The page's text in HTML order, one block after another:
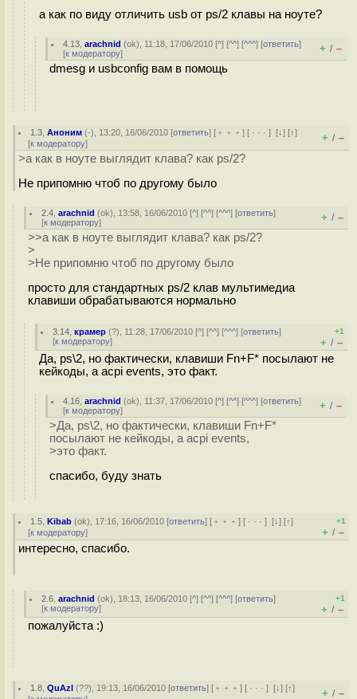
а как по виду отличить usb от ps/2 клавы на ноуте?
4.13 ,arachnid (ok), 11:18, 17/06/2010 [^] [^^] [^^^] [ответить]
[к модератору] + / –
dmesg и usbconfig вам в помощь
1.3 ,Аноним (-), 13:20, 16/06/2010 [ответить] [ ﹢﹢﹢] [ · · ·][↓] [↑]
[к модератору] + / –
>а как в ноуте выглядит клава? как ps/2?
Не припомню чтоб по другому было
2.4 ,arachnid (ok), 13:58, 16/06/2010 [^] [^^] [^^^] [ответить]
[к модератору] + / –
>>а как в ноуте выглядит клава? как ps/2?
>
>Не припомню чтоб по другому было
просто для стандартных ps/2 клав мультимедиа
клавиши обрабатываются нормально
3.14 ,крамер (?), 11:28, 17/06/2010 [^] [^^] [^^^] [ответить]
[к модератору]
+1
+ / –
Да, ps\2, но фактически, клавиши Fn+F* посылают не
кейкоды, а acpi events, это факт.
4.16 ,arachnid (ok), 11:37, 17/06/2010 [^] [^^] [^^^] [ответить]
[к модератору] + / –
>Да, ps\2, но фактически, клавиши Fn+F*
посылают не кейкоды, а acpi events,
>это факт.
спасибо, буду знать
1.5 ,Kibab (ok), 17:16, 16/06/2010 [ответить] [ ﹢﹢﹢] [ · · ·][↓] [↑]
[к модератору]
+1
+ / –
интересно, спасибо.
2.6 ,arachnid (ok), 18:13, 16/06/2010 [^] [^^] [^^^] [ответить]
[к модератору]
+1
+ / –
пожалуйста :)
1.8 ,QuAzI (??), 19:13, 16/06/2010 [ответить] [ ﹢﹢﹢] [ · · ·][↓] [↑]
+ / –